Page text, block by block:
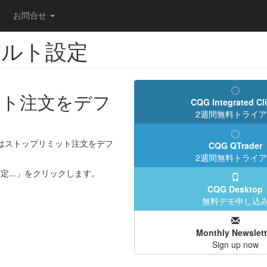
お問合せ
ト設定
注文をデフ
トップリミット注文をデフ
...」をクリックします。
CQG Integrated
2週間無料トライ
CQG QTrader
2週間無料トライ
CQG Desktop
無料デモ申し込
Monthly
Sign up now